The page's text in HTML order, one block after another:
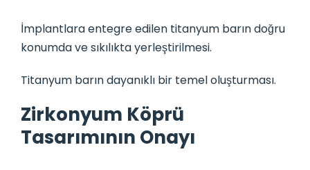
İmplantlara entegre edilen titanyum barın doğru
konumda ve sıkılıkta yerleştirilmesi.
Titanyum barın dayanıklı bir temel oluşturması.
Zirkonyum Köprü
Tasarımının Onayı